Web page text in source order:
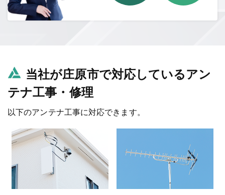
当社が庄原市で対応しているアン
テナ工事・修理
以下のアンテナ工事に対応できます。